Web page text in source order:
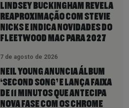
LINDSEY BUCKINGHAM REVELA
REAPROXIMAÇÃO COM STEVIE
NICKS E INDICA NOVIDADES DO
FLEETWOOD MAC PARA 2027
7 de agosto de 2026
NEIL YOUNG ANUNCIA ÁLBUM
‘SECOND SONG’ E LANÇA FAIXA
DE 11 MINUTOS QUE ANTECIPA
NOVA FASE COM OS CHROME